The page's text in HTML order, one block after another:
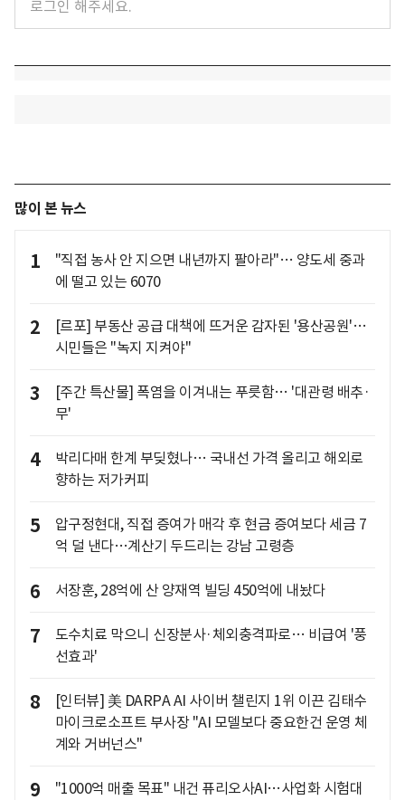
많이 본 뉴스
1
"직접 농사 안 지으면 내년까지 팔아라"… 양도세 중과
에 떨고 있는 6070
2
[르포] 부동산 공급 대책에 뜨거운 감자된 '용산공원'…
시민들은 "녹지 지켜야"
3
[주간 특산물] 폭염을 이겨내는 푸릇함… '대관령 배추·
무'
4
박리다매 한계 부딪혔나… 국내선 가격 올리고 해외로
향하는 저가커피
5
압구정현대, 직접 증여가 매각 후 현금 증여보다 세금 7
억 덜 낸다…계산기 두드리는 강남 고령층
6 서장훈, 28억에 산 양재역 빌딩 450억에 내놨다
7
도수치료 막으니 신장분사·체외충격파로… 비급여 '풍
선효과'
8
[인터뷰] 美 DARPA AI 사이버 챌린지 1위 이끈 김태수
마이크로소프트 부사장 "AI 모델보다 중요한건 운영 체
계와 거버넌스"
9 "1000억 매출 목표" 내건 퓨리오사AI…사업화 시험대